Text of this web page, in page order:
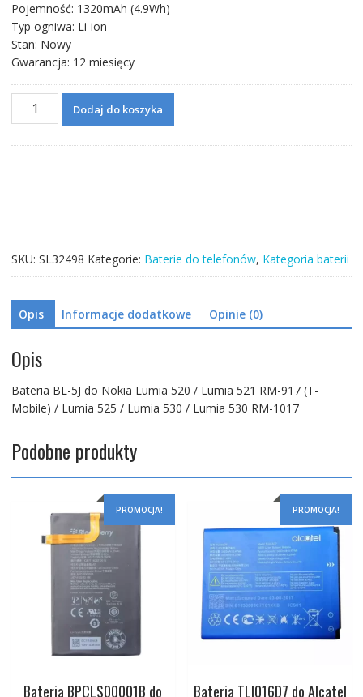
Pojemność: 1320mAh (4.9Wh)
Typ ogniwa: Li-ion
Stan: Nowy
Gwarancja: 12 miesięcy
ilość
Bateria
Lumia
521
Lumia
525
Lumia
530
Dodaj do koszyka
SKU: SL32498 Kategorie: Baterie do telefonów, Kategoria baterii
Opis Informacje dodatkowe Opinie (0)
Opis
Bateria BL-5J do Nokia Lumia 520 / Lumia 521 RM-917 (T-
Mobile) / Lumia 525 / Lumia 530 / Lumia 530 RM-1017
Podobne produkty
PROMOCJA!
Bateria BPCLS00001B do
PROMOCJA!
Bateria TLI016D7 do Alcatel